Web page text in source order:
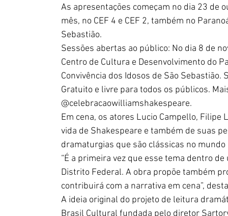
As apresentações começam no dia 23 de
mês, no CEF 4 e CEF 2, também no
Sebastião.
Sessões abertas ao público: No dia 8 de
Centro de Cultura e Desenvolvimento do
Convivência dos Idosos de São
Gratuito e livre para todos os públicos.
@celebracaowilliamshakespeare.
Em cena, os atores Lucio Campello,
vida de Shakespeare e também de suas
dramaturgias que são clássicas no mundo
“É a primeira vez que esse tema dentro
Distrito Federal. A obra propõe também
contribuirá com a narrativa em cena”,
A ideia original do projeto de leitura
Brasil Cultural fundada pelo diretor